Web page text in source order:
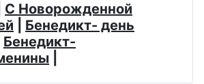
С Новорожденной
Бенедикт- день
Бенедикт-